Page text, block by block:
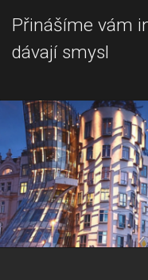
Přinášíme vám
dávají smysl